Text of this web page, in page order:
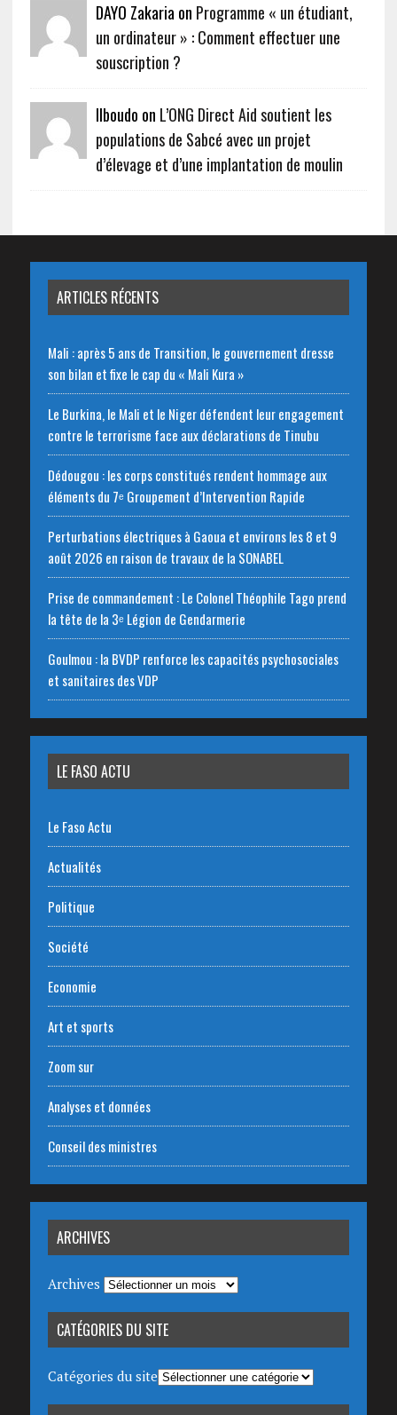
DAYO Zakaria on Programme « un étudiant,
un ordinateur » : Comment effectuer une
souscription ?
Ilboudo on L’ONG Direct Aid soutient les
populations de Sabcé avec un projet
d’élevage et d’une implantation de moulin
ARTICLES RÉCENTS
Mali : après 5 ans de Transition, le gouvernement dresse
son bilan et fixe le cap du « Mali Kura »
Le Burkina, le Mali et le Niger défendent leur engagement
contre le terrorisme face aux déclarations de Tinubu
Dédougou : les corps constitués rendent hommage aux
éléments du 7ᵉ Groupement d’Intervention Rapide
Perturbations électriques à Gaoua et environs les 8 et 9
août 2026 en raison de travaux de la SONABEL
Prise de commandement : Le Colonel Théophile Tago prend
la tête de la 3ᵉ Légion de Gendarmerie
Goulmou : la BVDP renforce les capacités psychosociales
et sanitaires des VDP
LE FASO ACTU
Le Faso Actu
Actualités
Politique
Société
Economie
Art et sports
Zoom sur
Analyses et données
Conseil des ministres
ARCHIVES
Archives
CATÉGORIES DU SITE
Catégories du site